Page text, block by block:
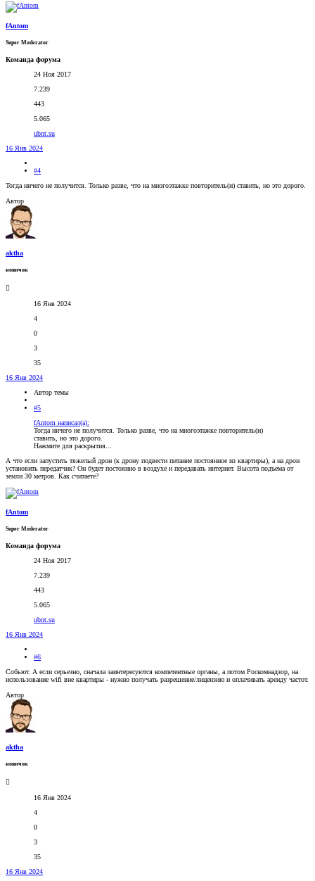
fAntom
Super Moderator
Команда форума
24 Ноя 2017
7.239
443
5.065
ubnt.su
16 Янв 2024
#4
Тогда ничего не получится. Только разве, что на многоэтажке повторитель(и) ставить, но это дорого.
Автор
aktha
новичок
16 Янв 2024
4
0
3
35
16 Янв 2024
Автор темы
#5
fAntom написал(а):
Тогда ничего не получится. Только разве, что на многоэтажке повторитель(и)
ставить, но это дорого.
Нажмите для раскрытия...
А что если запустить тяжелый дрон (к дрону подвести питание постоянное из квартиры), а на дрон
установить передатчик? Он будет постоянно в воздухе и передавать интернет. Высота подъема от
земли 30 метров. Как считаете?
fAntom
Super Moderator
Команда форума
24 Ноя 2017
7.239
443
5.065
ubnt.su
16 Янв 2024
#6
Собьют. А если серьезно, сначала заинтересуются компетентные органы, а потом Роскомнадзор на
использование wifi вне квартиры - нужно получать разрешение/лицензию и оплачивать аренду частот.
Автор
aktha
новичок
16 Янв 2024
4
0
3
35
16 Янв 2024